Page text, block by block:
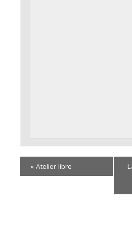
« Atelier libre